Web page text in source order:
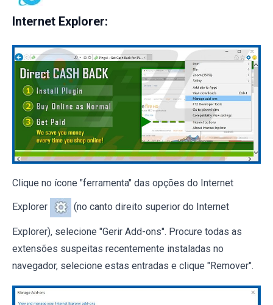
Internet Explorer:
Clique no ícone "ferramenta" das opções do Internet
Explorer (no canto direito superior do Internet
Explorer), selecione "Gerir Add-ons". Procure todas as
extensões suspeitas recentemente instaladas no
navegador, selecione estas entradas e clique "Remover".